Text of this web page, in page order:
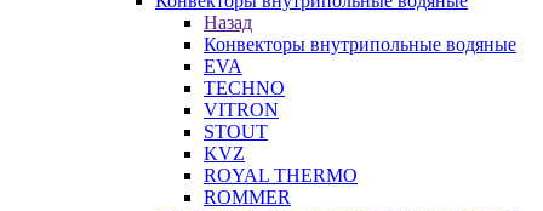
Назад
Конвекторы внутрипольные водяные
EVA
TECHNO
VITRON
STOUT
KVZ
ROYAL THERMO
ROMMER